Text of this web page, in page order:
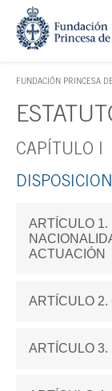
Saltar navegación.
FUNDACIÓN PRINCESA
TECLA DE ACCESO 1
Contenido principal
CAPÍTULO I
ARTÍCULO 1.
ACTUACIÓN
ARTÍCULO 2.
ARTÍCULO 3.